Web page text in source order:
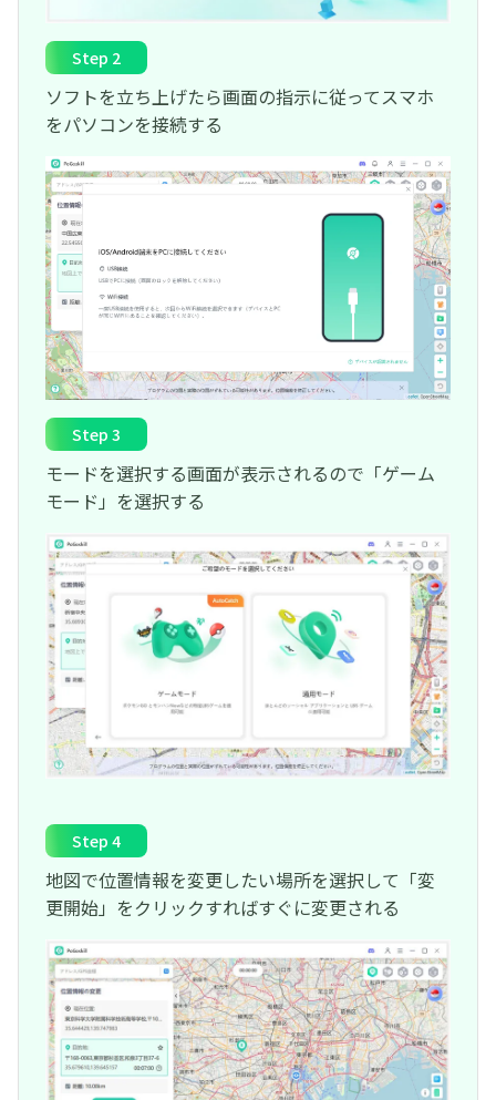
Step 2
ソフトを立ち上げたら画面の指示に従ってスマホ
をパソコンを接続する
Step 3
モードを選択する画面が表示されるので「ゲーム
モード」を選択する
Step 4
地図で位置情報を変更したい場所を選択して「変
更開始」をクリックすればすぐに変更される